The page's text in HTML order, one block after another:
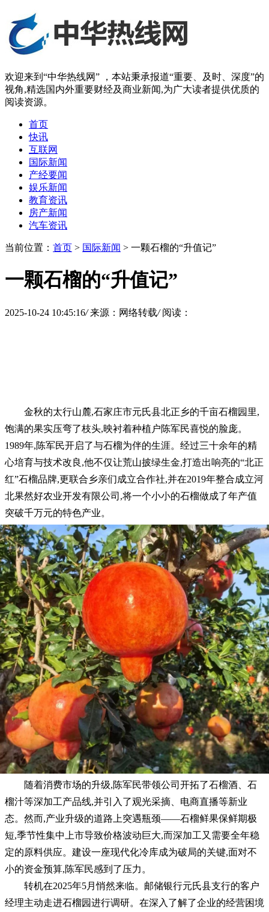
欢迎来到“中华热线网” ，本站秉承报道“重要、及时、深度”的
视角,精选国内外重要财经及商业新闻,为广大读者提供优质的
阅读资源。
首页
快讯
互联网
国际新闻
产经要闻
娱乐新闻
教育资讯
房产新闻
汽车资讯
当前位置： 首页 > 国际新闻 > 一颗石榴的“升值记”
一颗石榴的“升值记”
2025-10-24 10:45:16/ 来源：网络转载/ 阅读：
金秋的太行山麓,石家庄市元氏县北正乡的千亩石榴园里,
饱满的果实压弯了枝头,映衬着种植户陈军民喜悦的脸庞。
1989年,陈军民开启了与石榴为伴的生涯。经过三十余年的精
心培育与技术改良,他不仅让荒山披绿生金,打造出响亮的“北正
红”石榴品牌,更联合乡亲们成立合作社,并在2019年整合成立河
北果然好农业开发有限公司,将一个小小的石榴做成了年产值
突破千万元的特色产业。
随着消费市场的升级,陈军民带领公司开拓了石榴酒、石
榴汁等深加工产品线,并引入了观光采摘、电商直播等新业
态。然而,产业升级的道路上突遇瓶颈——石榴鲜果保鲜期极
短,季节性集中上市导致价格波动巨大,而深加工又需要全年稳
定的原料供应。建设一座现代化冷库成为破局的关键,面对不
小的资金预算,陈军民感到了压力。
转机在2025年5月悄然来临。邮储银行元氏县支行的客户
经理主动走进石榴园进行调研。在深入了解了企业的经营困境